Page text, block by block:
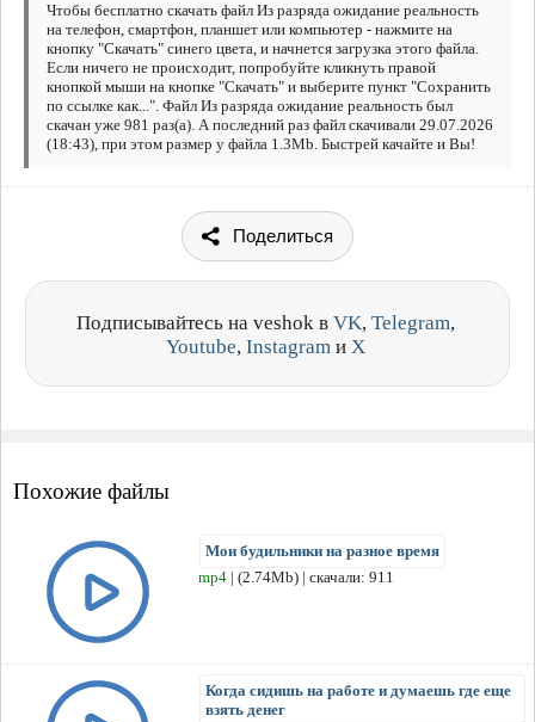
Чтобы бесплатно скачать файл Из разряда ожидание реальность
на телефон, смартфон, планшет или компьютер - нажмите на
кнопку "Скачать" синего цвета, и начнется загрузка этого файла.
Если ничего не происходит, попробуйте кликнуть правой
кнопкой мыши на кнопке "Скачать" и выберите пункт "Сохранить
по ссылке как...". Файл Из разряда ожидание реальность был
скачан уже 981 раз(а). А последний раз файл скачивали 29.07.2026
(18:43), при этом размер у файла 1.3Mb. Быстрей качайте и Вы!
Поделиться
Подписывайтесь на veshok в VK, Telegram,
Youtube, Instagram и X
Похожие файлы
Мои будильники на разное время
mp4 | (2.74Mb) | скачали: 911
Когда сидишь на работе и думаешь где еще
взять денег